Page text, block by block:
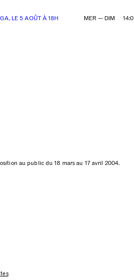
LE 5 AOÛT À 18H MER — DIM
au public du 18 mars au 17 avril 2004.